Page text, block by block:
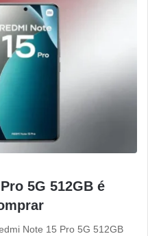
5G 512GB é
Note 15 Pro 5G 512GB